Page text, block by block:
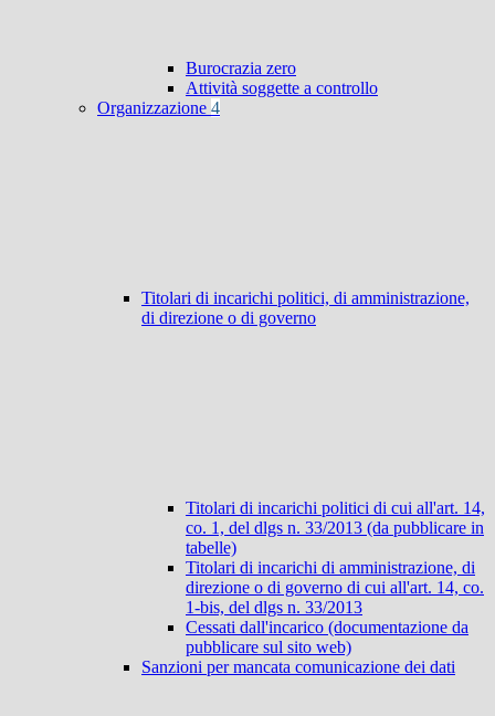
Burocrazia zero
Attività soggette a controllo
Organizzazione 4
Titolari di incarichi politici, di amministrazione,
di direzione o di governo
Titolari di incarichi politici di cui all'art. 14,
co. 1, del dlgs n. 33/2013 (da pubblicare in
tabelle)
Titolari di incarichi di amministrazione, di
direzione o di governo di cui all'art. 14, co.
1-bis, del dlgs n. 33/2013
Cessati dall'incarico (documentazione da
pubblicare sul sito web)
Sanzioni per mancata comunicazione dei dati